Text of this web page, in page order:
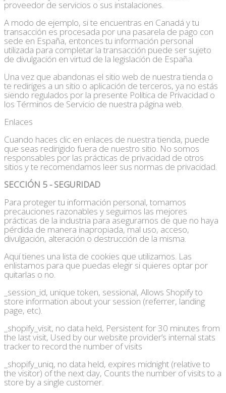
proveedor de servicios o sus instalaciones.
A modo de ejemplo, si te encuentras en Canadá y tu
transacción es procesada por una pasarela de pago con
sede en España, entonces tu información personal
utilizada para completar la transacción puede ser sujeto
de divulgación en virtud de la legislación de España.
Una vez que abandonas el sitio web de nuestra tienda o
te rediriges a un sitio o aplicación de terceros, ya no estás
siendo regulados por la presente Política de Privacidad o
los Términos de Servicio de nuestra página web.
Enlaces
Cuando haces clic en enlaces de nuestra tienda, puede
que seas redirigido fuera de nuestro sitio. No somos
responsables por las prácticas de privacidad de otros
sitios y te recomendamos leer sus normas de privacidad.
SECCIÓN 5 - SEGURIDAD
Para proteger tu información personal, tomamos
precauciones razonables y seguimos las mejores
prácticas de la industria para asegurarnos de que no haya
pérdida de manera inapropiada, mal uso, acceso,
divulgación, alteración o destrucción de la misma.
Aquí tienes una lista de cookies que utilizamos. Las
enlistamos para que puedas elegir si quieres optar por
quitarlas o no.
_session_id, unique token, sessional, Allows Shopify to
store information about your session (referrer, landing
page, etc).
_shopify_visit, no data held, Persistent for 30 minutes from
the last visit, Used by our website provider’s internal stats
tracker to record the number of visits
_shopify_uniq, no data held, expires midnight (relative to
the visitor) of the next day, Counts the number of visits to a
store by a single customer.